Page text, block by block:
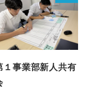
１事業部新人共有